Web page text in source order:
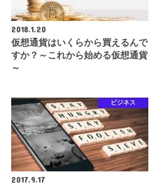
2018.1.20
仮想通貨はいくらから買えるんで
すか？～これから始める仮想通貨
～
ビジネス
2017.9.17